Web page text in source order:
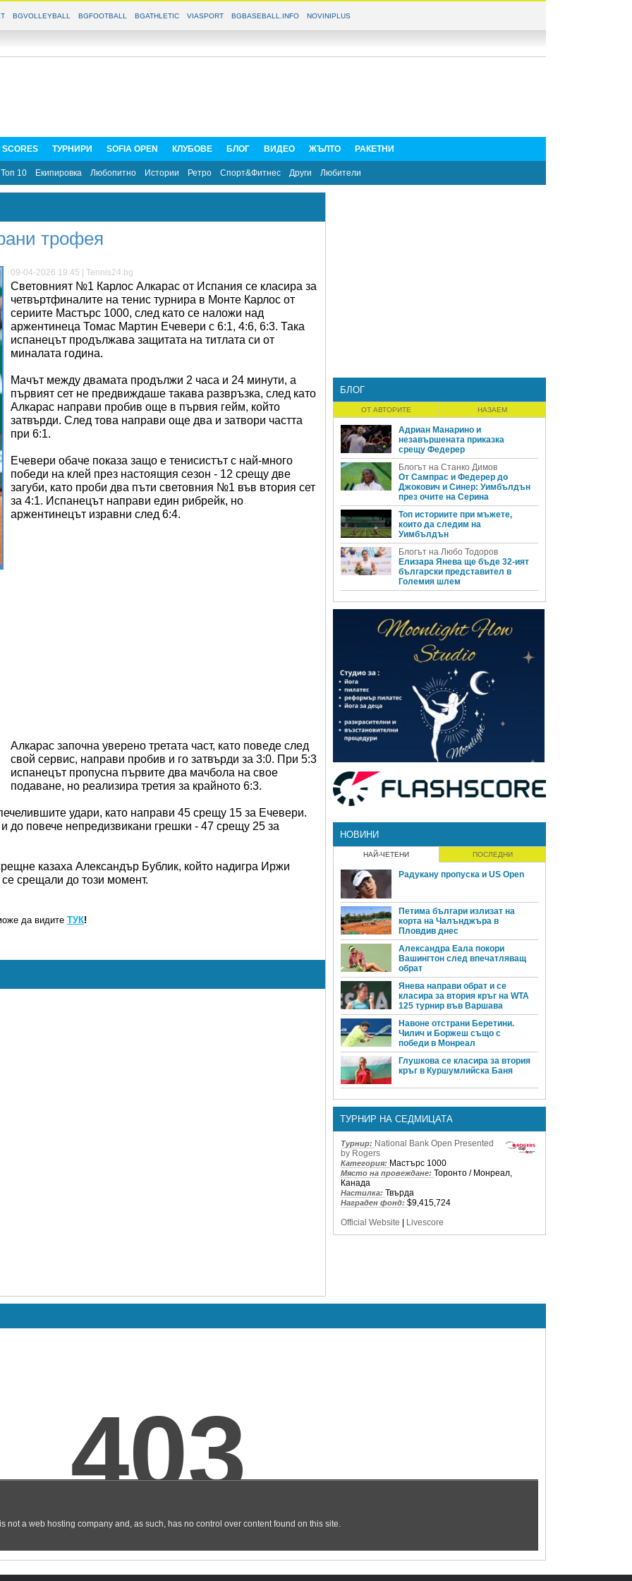
BGVOLLEYBALL BGFOOTBALL BGATHLETIC VIASPORT BGBASEBALL.INFO NOVINIPLUS
SCORES ТУРНИРИ SOFIA OPEN КЛУБОВЕ БЛОГ ВИДЕО ЖЪЛТО РАКЕТНИ
Топ 10 Екипировка Любопитно Истории Ретро Спорт&Фитнес Други Любители
трофея
09-04-2026 19:45 | Tennis24.bg
Световният №1 Карлос Алкарас от Испания се класира за
четвъртфиналите на тенис турнира в Монте Карлос от
сериите Мастърс 1000, след като се наложи над
аржентинеца Томас Мартин Ечевери с 6:1, 4:6, 6:3. Така
испанецът продължава защитата на титлата си от
миналата година.
Мачът между двамата продължи 2 часа и 24 минути, а
първият сет не предвиждаше такава развръзка, след като
Алкарас направи пробив още в първия гейм, който
затвърди. След това направи още два и затвори частта
при 6:1.
Ечевери обаче показа защо е тенисистът с най-много
победи на клей през настоящия сезон - 12 срещу две
загуби, като проби два пъти световния №1 във втория сет
за 4:1. Испанецът направи един рибрейк, но
аржентинецът изравни след 6:4.
Алкарас започна уверено третата част, като поведе след
свой сервис, направи пробив и го затвърди за 3:0. При 5:3
испанецът пропусна първите два мачбола на свое
подаване, но реализира третия за крайното 6:3.
удари, като направи 45 срещу 15 за Ечевери.
до повече непредизвикани грешки - 47 срещу 25 за
казаха Александър Бублик, който надигра Иржи
срещали до този момент.
да видите ТУК!
БЛОГ
ОТ АВТОРИТЕ НАЗАЕМ
Адриан Манарино и
незавършената приказка
срещу Федерер
Блогът на Станко Димов
От Сампрас и Федерер до
Джокович и Синер: Уимбълдън
през очите на Серина
Топ историите при мъжете,
които да следим на
Уимбълдън
Блогът на Любо Тодоров
Елизара Янева ще бъде 32-ият
български представител в
Големия шлем
НОВИНИ
НАЙ-ЧЕТЕНИ ПОСЛЕДНИ
Радукану пропуска и US Open
Петима българи излизат на
корта на Чалънджъра в
Пловдив днес
Александра Еала покори
Вашингтон след впечатляващ
обрат
Янева направи обрат и се
класира за втория кръг на WTA
125 турнир във Варшава
Навоне отстрани Беретини.
Чилич и Боржеш също с
победи в Монреал
Глушкова се класира за втория
кръг в Куршумлийска Баня
ТУРНИР НА СЕДМИЦАТА
Турнир: National Bank Open Presented
by Rogers
Категория: Мастърс 1000
Място на провеждане: Торонто / Монреал,
Канада
Настилка: Твърда
Награден фонд: $9,415,724
Official Website
Livescore